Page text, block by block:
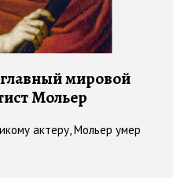
главный мировой
Мольер
актеру, Мольер умер